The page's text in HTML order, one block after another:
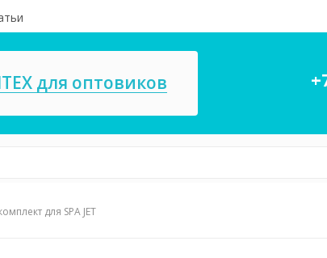
для оптовиков
ремкомплекты
для SPA JET